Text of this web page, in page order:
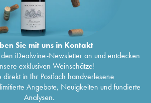
Sie mit uns in Kontakt
iDealwine-Newsletter an und entdecken
exklusiven Weinschätze!
direkt in Ihr Postfach handverlesene
Angebote, Neuigkeiten und fundierte
Analysen.